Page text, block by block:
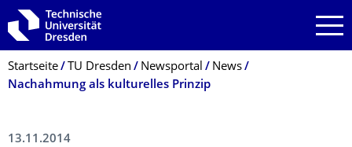
Zur Hauptnavigation springen
Zur Suche springen
Zum Inhalt springen
Breadcrumb-Menü
Startseite TU Dresden Newsportal
News
Nachahmung als kulturelles Prinzip
13.11.2014